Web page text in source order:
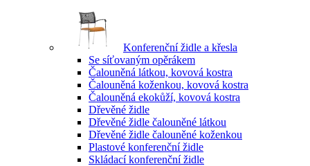
Konferenční židle a křesla
Se síťovaným opěrákem
Čalouněná látkou, kovová kostra
Čalouněná koženkou, kovová kostra
Čalouněná ekokůží, kovová kostra
Dřevěné židle
Dřevěné židle čalouněné látkou
Dřevěné židle čalouněné koženkou
Plastové konferenční židle
Skládací konferenční židle